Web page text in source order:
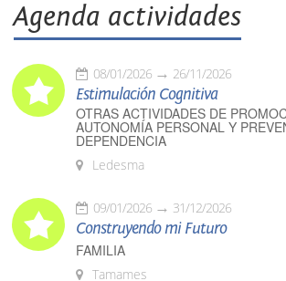
Agenda actividades
08/01/2026 26/11/2026
Estimulación Cognitiva
OTRAS ACTIVIDADES DE
AUTONOMÍA PERSONAL Y
DEPENDENCIA
Ledesma
09/01/2026 31/12/2026
Construyendo mi Futuro
FAMILIA
Tamames